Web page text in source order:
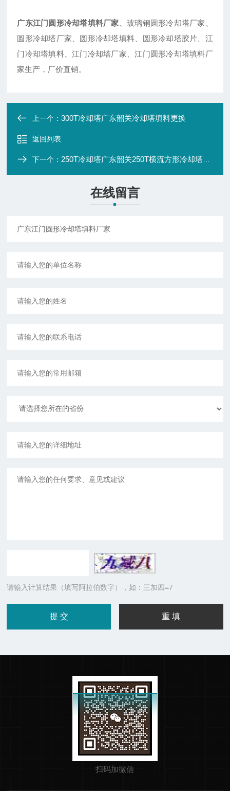
广东江门圆形冷却塔填料厂家 、玻璃钢圆形冷却塔厂家、
圆形冷却塔厂家、圆形冷却塔填料、圆形冷却塔胶片、江
门冷却塔填料、江门冷却塔厂家、江门圆形冷却塔填料厂
家生产，厂价直销。
上一个：300T冷却塔广东韶关冷却塔填料更换
返回列表
下一个：250T冷却塔广东韶关250T横流方形冷却塔厂家
在线留言
请输入计算结果（填写阿拉伯数字），如：三加四=7
扫码加微信